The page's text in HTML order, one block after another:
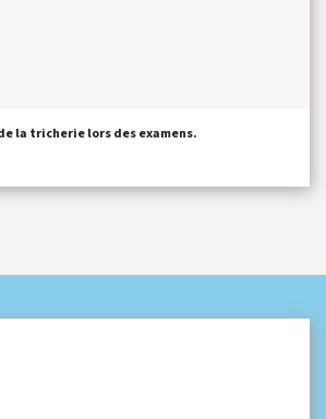
la tricherie lors des examens.